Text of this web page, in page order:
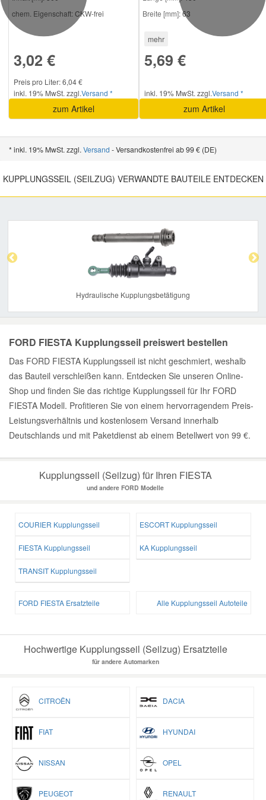
chem. Eigenschaft: CKW-frei
3,02 €
Preis pro Liter: 6,04 €
inkl. 19% MwSt. zzgl.Versand *
zum Artikel
Breite [mm]:63
mehr
5,69 €
inkl. 19% MwSt. zzgl.Versand *
zum Artikel
* inkl. 19% MwSt. zzgl. Versand - Versandkostenfrei ab 99 € (DE)
KUPPLUNGSSEIL (SEILZUG) VERWANDTE BAUTEILE ENTDECKEN
Hydraulische Kupplungsbetätigung
FORD FIESTA Kupplungsseil preiswert bestellen
Das FORD FIESTA Kupplungsseil ist nicht geschmiert, weshalb
das Bauteil verschleißen kann. Entdecken Sie unseren Online-
Shop und finden Sie das richtige Kupplungsseil für Ihr FORD
FIESTA Modell. Profitieren Sie von einem hervorragendem Preis-
Leistungsverhältnis und kostenlosem Versand innerhalb
Deutschlands und mit Paketdienst ab einem Betellwert von 99 €.
Kupplungsseil (Seilzug) für Ihren FIESTA
und andere FORD Modelle
COURIER Kupplungsseil ESCORT Kupplungsseil
FIESTA Kupplungsseil KA Kupplungsseil
TRANSIT Kupplungsseil
FORD FIESTA Ersatzteile Alle Kupplungsseil Autoteile
Hochwertige Kupplungsseil (Seilzug) Ersatzteile
für andere Automarken
CITROËN DACIA
FIAT HYUNDAI
NISSAN OPEL
PEUGEOT RENAULT